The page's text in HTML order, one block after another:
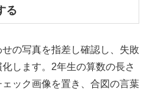
る
の写真を指差し確認し、失敗
します。2年生の算数の長さ
ック画像を置き、合図の言葉